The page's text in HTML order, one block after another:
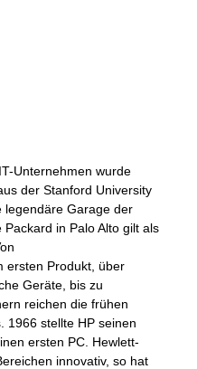
Unternehmen wurde
der Stanford University
legendäre Garage der
in Palo Alto gilt als
ersten Produkt, über
Geräte, bis zu
reichen die frühen
1966 stellte HP seinen
ersten PC. Hewlett-
innovativ, so hat